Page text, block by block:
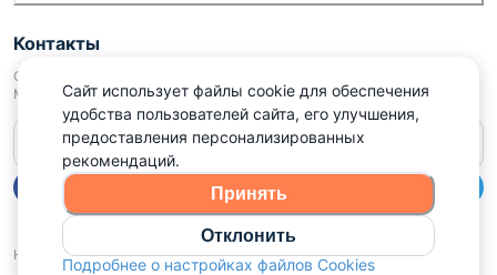
Контакты
ООО «Аниксмедиа» УНП 191299645, Юридический адрес: 220053, г.
Минск, Старовиленский тракт 87, офис 303
Справочный центр
Наш рейтинг5из5(1041): Войдите чтобы оценить
Сайт использует файлы cookie для обеспечения
удобства пользователей сайта, его улучшения,
предоставления персонализированных
рекомендаций.
Принять
Отклонить
Подробнее о настройках файлов Cookies